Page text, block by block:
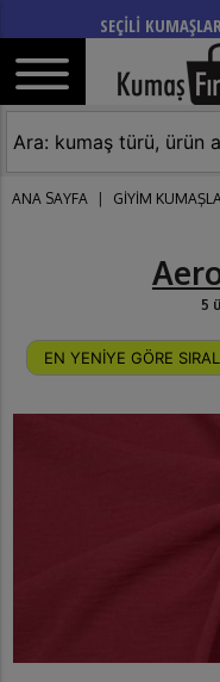
SEÇİLİ
ANA SAYFA GİYİM
5